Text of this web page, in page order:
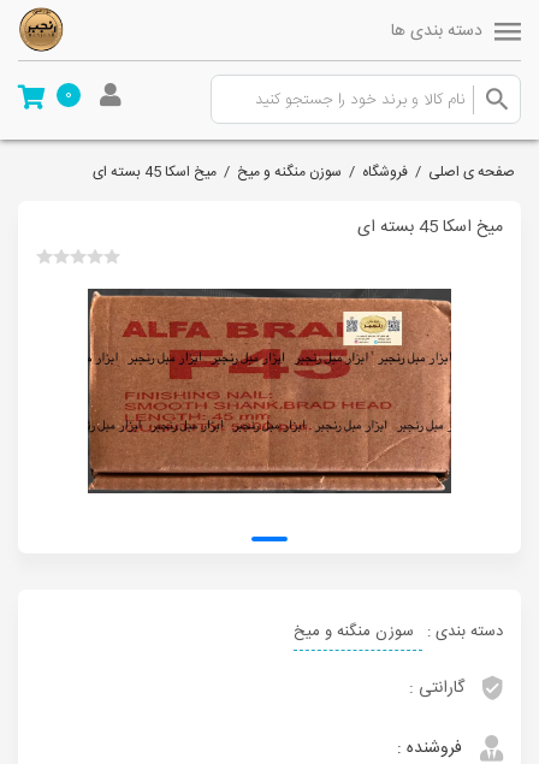
دسته بندی ها
0
صفحه ی اصلی / فروشگاه / سوزن منگنه و میخ / میخ اسکا 45 بسته ای
میخ اسکا 45 بسته ای
دسته بندی : سوزن منگنه و میخ
گارانتی :
فروشنده :